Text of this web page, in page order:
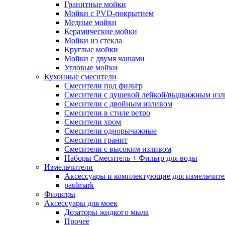
Гранитные мойки
Мойки с PVD-покрытием
Медные мойки
Керамические мойки
Мойки из стекла
Круглые мойки
Мойки с двумя чашами
Угловые мойки
Кухонные смесители
Смесители под фильтр
Смесители с душевой лейкой/выдвижным
Смесители с двойным изливом
Смесители в стиле ретро
Смесители хром
Смесители однорычажные
Смесители гранит
Смесители с высоким изливом
Наборы Смеситель + Фильтр для воды
Измельчители
Аксессуары и комплектующие для
paulmark
Фильтры
Аксессуары для моек
Дозаторы жидкого мыла
Прочее